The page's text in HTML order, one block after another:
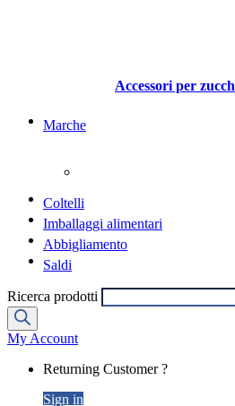
Accessori per
Marche
Coltelli
Imballaggi alimentari
Abbigliamento
Saldi
Ricerca prodotti
My Account
Returning Customer ?
Sign in